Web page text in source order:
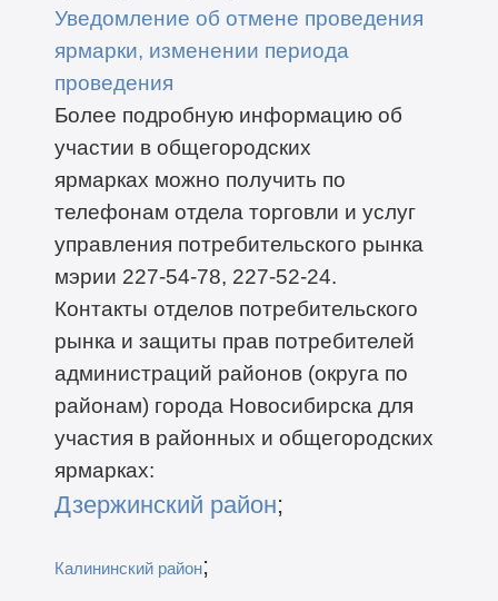
Уведомление об отмене проведения
ярмарки, изменении периода
проведения
Более подробную информацию об
участии в общегородских
ярмарках можно получить по
телефонам отдела торговли и услуг
управления потребительского рынка
мэрии 227-54-78, 227-52-24.
Контакты отделов потребительского
рынка и защиты прав потребителей
администраций районов (округа по
районам) города Новосибирска для
участия в районных и общегородских
ярмарках:
Дзержинский район;
Калининский район;